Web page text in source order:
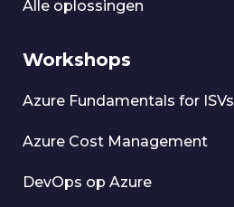
Alle oplossingen
Workshops
Azure Fundamentals for ISVs
Azure Cost Management
DevOps op Azure